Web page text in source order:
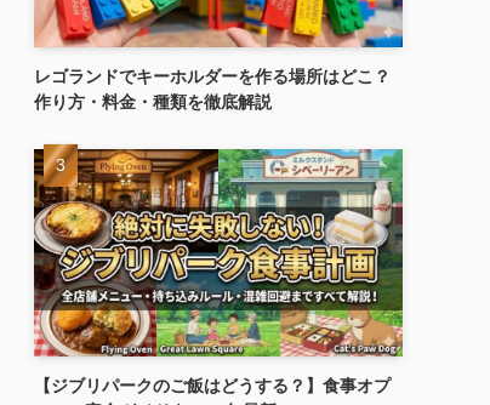
レゴランドでキーホルダーを作る場所はどこ？
作り方・料金・種類を徹底解説
【ジブリパークのご飯はどうする？】食事オプ